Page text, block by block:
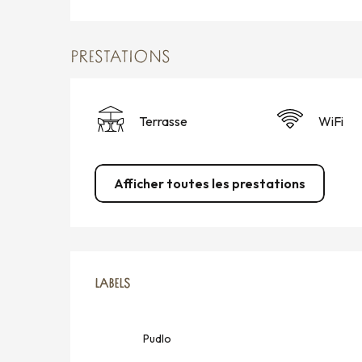
PRESTATIONS
Terrasse WiFi
Afficher toutes les prestations
OFFRES DE
LABELS
LABELS
Pudlo